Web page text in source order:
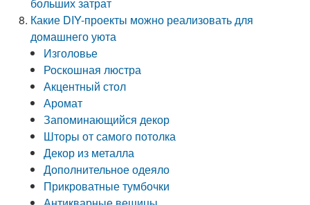
Какие DIY-проекты можно реализовать для
домашнего уюта
Изголовье
Роскошная люстра
Акцентный стол
Аромат
Запоминающийся декор
Шторы от самого потолка
Декор из металла
Дополнительное одеяло
Прикроватные тумбочки